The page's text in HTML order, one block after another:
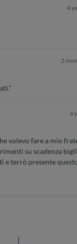
4
2
a
volevo fare a mio
su scadenza
e terrò presente